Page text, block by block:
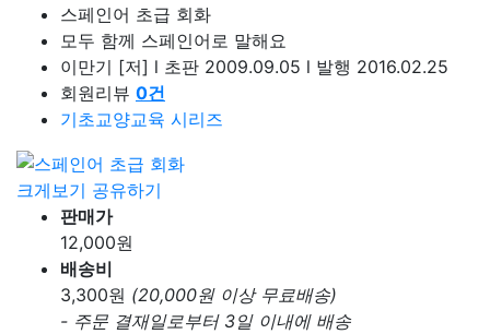
스페인어 초급 회화
모두 함께 스페인어로 말해요
이만기 [저] l 초판 2009.09.05 l 발행 2016.02.25
회원리뷰 0건
기초교양교육 시리즈
크게보기 공유하기
판매가
12,000원
배송비
3,300원 (20,000원 이상 무료배송)
- 주문 결재일로부터 3일 이내에 배송